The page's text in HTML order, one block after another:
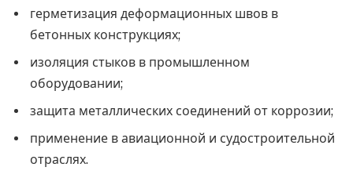
герметизация деформационных швов в
бетонных конструкциях;
изоляция стыков в промышленном
оборудовании;
защита металлических соединений от коррозии;
применение в авиационной и судостроительной
отраслях.